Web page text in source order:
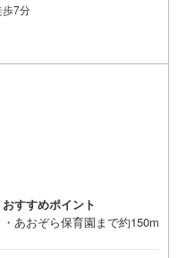
歩7分
おすすめポイント
・あおぞら保育園まで約150m